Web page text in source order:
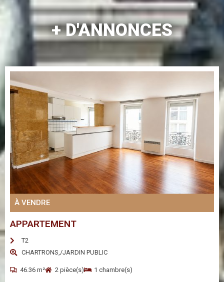
+ D'ANNONCES
À VENDRE
APPARTEMENT
T2
CHARTRONS,/JARDIN PUBLIC
46.36 m² 2 pièce(s) 1 chambre(s)